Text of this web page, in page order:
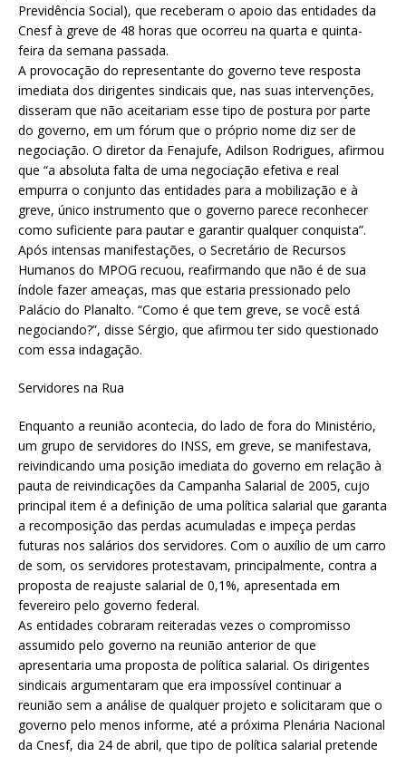
Previdência Social), que receberam o apoio das entidades da
Cnesf à greve de 48 horas que ocorreu na quarta e quinta-
feira da semana passada.
A provocação do representante do governo teve resposta
imediata dos dirigentes sindicais que, nas suas intervenções,
disseram que não aceitariam esse tipo de postura por parte
do governo, em um fórum que o próprio nome diz ser de
negociação. O diretor da Fenajufe, Adilson Rodrigues, afirmou
que “a absoluta falta de uma negociação efetiva e real
empurra o conjunto das entidades para a mobilização e à
greve, único instrumento que o governo parece reconhecer
como suficiente para pautar e garantir qualquer conquista”.
Após intensas manifestações, o Secretário de Recursos
Humanos do MPOG recuou, reafirmando que não é de sua
índole fazer ameaças, mas que estaria pressionado pelo
Palácio do Planalto. “Como é que tem greve, se você está
negociando?”, disse Sérgio, que afirmou ter sido questionado
com essa indagação.
Servidores na Rua
Enquanto a reunião acontecia, do lado de fora do Ministério,
um grupo de servidores do INSS, em greve, se manifestava,
reivindicando uma posição imediata do governo em relação à
pauta de reivindicações da Campanha Salarial de 2005, cujo
principal item é a definição de uma política salarial que garanta
a recomposição das perdas acumuladas e impeça perdas
futuras nos salários dos servidores. Com o auxílio de um carro
de som, os servidores protestavam, principalmente, contra a
proposta de reajuste salarial de 0,1%, apresentada em
fevereiro pelo governo federal.
As entidades cobraram reiteradas vezes o compromisso
assumido pelo governo na reunião anterior de que
apresentaria uma proposta de política salarial. Os dirigentes
sindicais argumentaram que era impossível continuar a
reunião sem a análise de qualquer projeto e solicitaram que o
governo pelo menos informe, até a próxima Plenária Nacional
da Cnesf, dia 24 de abril, que tipo de política salarial pretende